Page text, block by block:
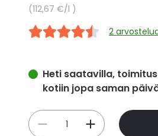
Yksikköhinta
112,67 €/l
2
Heti saatavilla,
kotiin jopa saman
Määrä